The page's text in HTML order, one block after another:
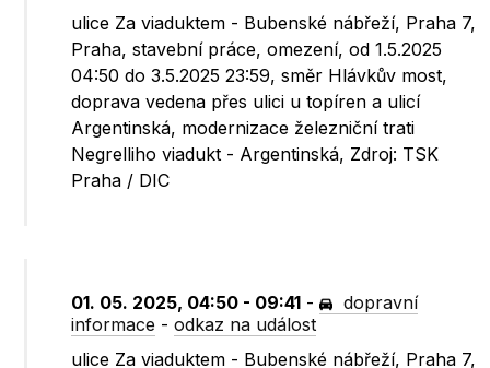
ulice Za viaduktem - Bubenské nábřeží, Praha 7,
Praha, stavební práce, omezení, od 1.5.2025
04:50 do 3.5.2025 23:59, směr Hlávkův most,
doprava vedena přes ulici u topíren a ulicí
Argentinská, modernizace železniční trati
Negrelliho viadukt - Argentinská, Zdroj: TSK
Praha / DIC
01. 05. 2025, 04:50 - 09:41 -
dopravní
informace -odkaz na událost
ulice Za viaduktem - Bubenské nábřeží, Praha 7,